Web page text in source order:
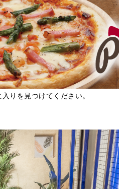
りを見つけてください。